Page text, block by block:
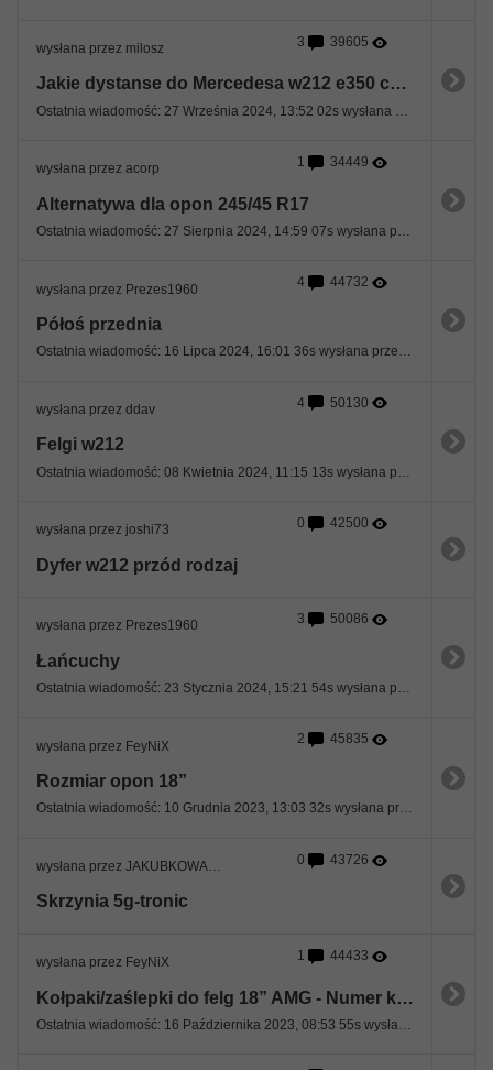
wysłana przez milosz 3 39605
Jakie dystanse do Mercedesa w212 e350 c207
wysłana przez acorp 1 34449
Alternatywa dla opon 245/45 R17
Ostatnia wiadomość: 27 Sierpnia 2024, 14:59 07s wysłana przez sewan
wysłana przez Prezes1960 4 44732
Półoś przednia
Ostatnia wiadomość: 16 Lipca 2024, 16:01 36s wysłana przez Prezes1960
wysłana przez ddav 4 50130
Felgi w212
wysłana przez joshi73 0 42500
Dyfer w212 przód rodzaj
wysłana przez Prezes1960 3 50086
Łańcuchy
Ostatnia wiadomość: 23 Stycznia 2024, 15:21 54s wysłana przez Prezes1960
wysłana przez FeyNiX 2 45835
Rozmiar opon 18”
Ostatnia wiadomość: 10 Grudnia 2023, 13:03 32s wysłana przez zbojmadej@wp.pl
wysłana przez JAKUBKOWALSKI 0 43726
Skrzynia 5g-tronic
wysłana przez FeyNiX 1 44433
Kołpaki/zaślepki do felg 18” AMG - Numer katalogowy